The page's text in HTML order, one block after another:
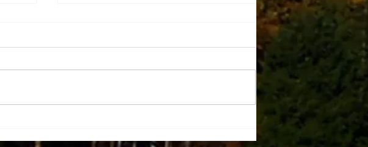
１学期帰省